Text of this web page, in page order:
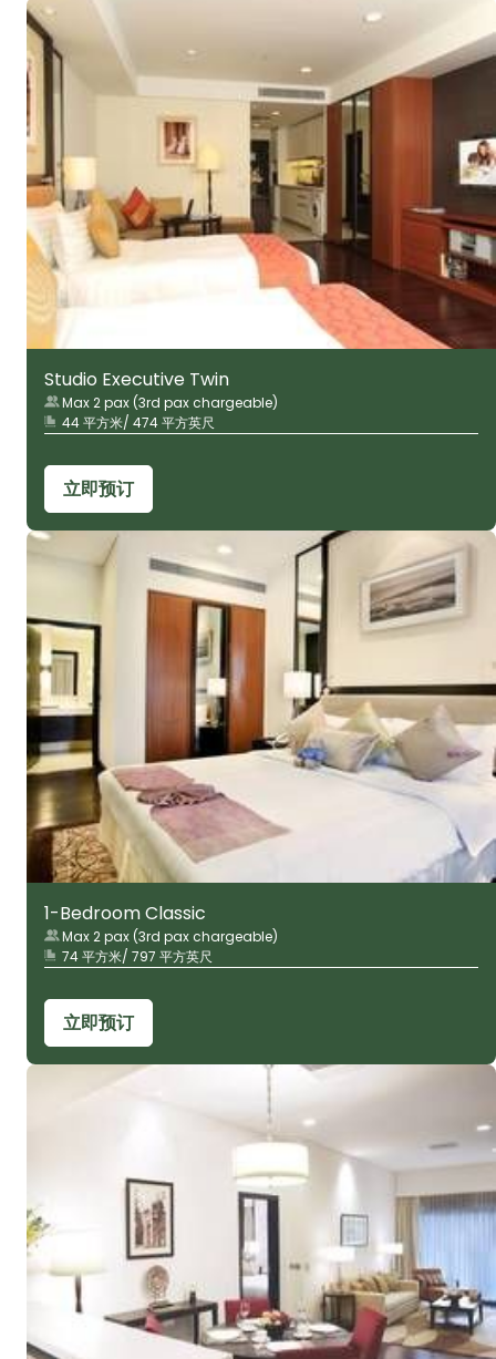
Studio Executive Twin
Max 2 pax (3rd pax chargeable)
44 平方米/ 474 平方英尺
立即预订
1-Bedroom Classic
Max 2 pax (3rd pax chargeable)
74 平方米/ 797 平方英尺
立即预订